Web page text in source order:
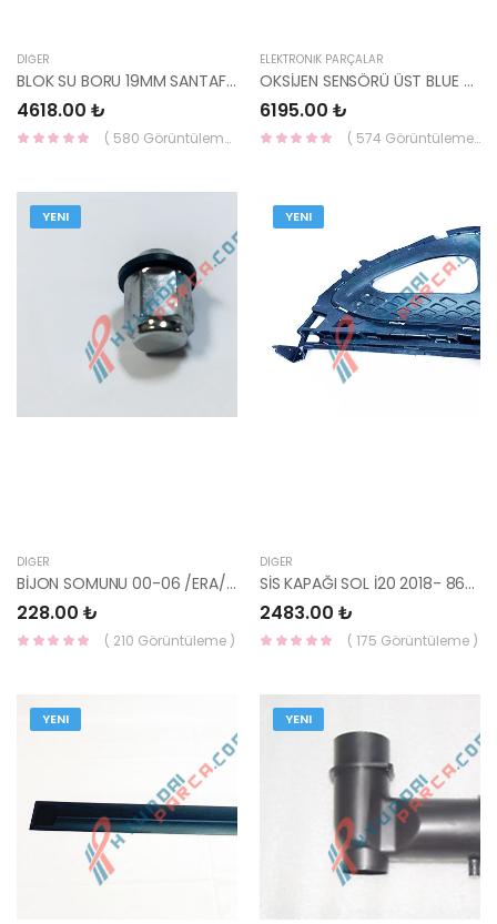
DIĞER
BLOK SU BORU 19MM SANTAFE/TUCSON/SPORTAGE 25620-27000-YS
4618.00 ₺
( 580 Görüntüleme )
ELEKTRONİK PARÇALAR
OKSİJEN SENSÖRÜ ÜST BLUE / ELANTRA / İ20 / İ30 DİZEL 39350-2A640-HMC
6195.00 ₺
( 574 Görüntüleme )
YENI
DIĞER
BİJON SOMUNU 00-06 /ERA/GETZ/İ20/İ30/TUCSON (KAPALI FİBERLİ) 52950-24000-YS
228.00 ₺
( 210 Görüntüleme )
YENI
DIĞER
SİS KAPAĞI SOL İ20 2018- 86563-C8AA0-HMC
2483.00 ₺
( 175 Görüntüleme )
YENI YENI